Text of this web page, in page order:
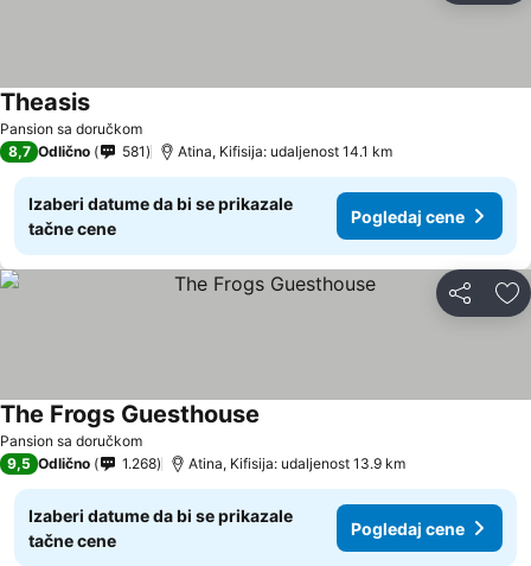
Pansion sa doručkom
TheasisPogledaj cene
8,7 Odlično 581 Atina, Kifisija: udaljenost 14.1 km
Izaberi datume da bi se prikazale
tačne cene
Pogledaj cene
Deli
Pansion sa doručkom
The Frogs Guesthouse
9,5 Odlično 1.268 Atina, Kifisija: udaljenost 13.9 km
Izaberi datume da bi se prikazale
tačne cene
Pogledaj cene